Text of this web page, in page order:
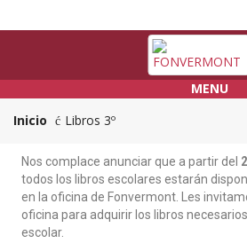
MENU
Inicio
Libros 3º
Nos complace anunciar que a partir del
todos los libros escolares estarán
en la oficina de Fonvermont. Les
oficina para adquirir los libros
escolar.